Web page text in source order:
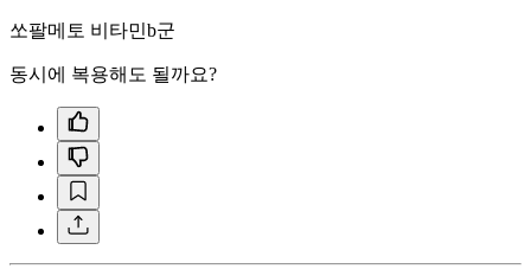
쏘팔메토 비타민b군
동시에 복용해도 될까요?